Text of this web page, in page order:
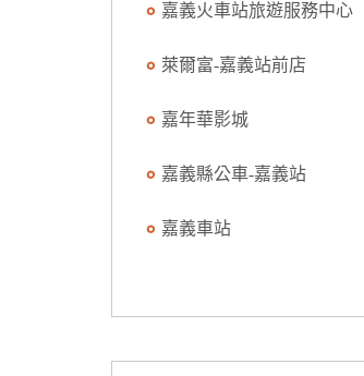
嘉義火車站旅遊服務中心
萊爾富-嘉義站前店
嘉年華影城
嘉義縣公車-嘉義站
嘉義車站